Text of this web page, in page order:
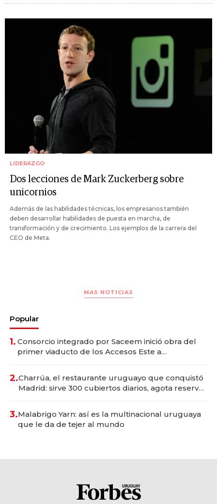
LIDERAZGO
Dos lecciones de Mark Zuckerberg sobre
unicornios
Además de las habilidades técnicas, los empresarios también
deben desarrollar habilidades de puesta en marcha, de
transformación y de crecimiento. Los ejemplos de la carrera del
CEO de Meta.
MAS NOTICIAS
Popular
1. Consorcio integrado por Saceem inició obra del
primer viaducto de los Accesos Este a
2.Charrúa, el restaurante uruguayo que conquistó
Madrid: sirve 300 cubiertos diarios, agota reservas
3.Malabrigo Yarn: así es la multinacional uruguaya
que le da de tejer al mundo